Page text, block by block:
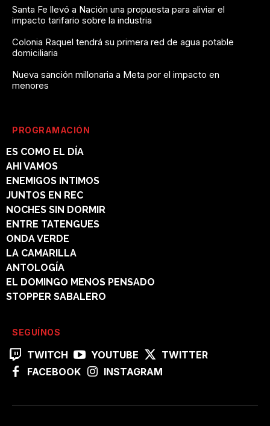
Santa Fe llevó a Nación una propuesta para aliviar el
impacto tarifario sobre la industria
Colonia Raquel tendrá su primera red de agua potable
domiciliaria
Nueva sanción millonaria a Meta por el impacto en
menores
PROGRAMACIÓN
ES COMO EL DÍA
AHI VAMOS
ENEMIGOS INTIMOS
JUNTOS EN REC
NOCHES SIN DORMIR
ENTRE TATENGUES
ONDA VERDE
LA CAMARILLA
ANTOLOGÍA
EL DOMINGO MENOS PENSADO
STOPPER SABALERO
SEGUÍNOS
TWITCH YOUTUBE
TWITTER
FACEBOOK
INSTAGRAM